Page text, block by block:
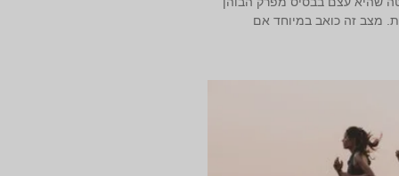
מצב זה כואב במיוחד אם